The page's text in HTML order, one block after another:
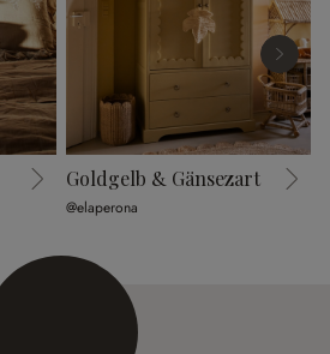
Goldgelb & Gänsezart
@elaperona